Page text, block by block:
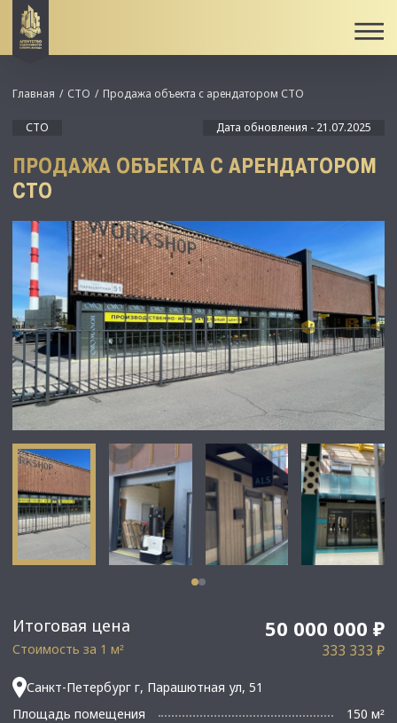
Итоговая цена 50 000 000 ₽
Стоимость за 1 м² 333 333 ₽
Санкт-Петербург г, Парашютная ул, 51
Площадь помещения
150 м²
Главная СТО Продажа объекта с арендатором СТО
СТО Дата обновления - 21.07.2025
ПРОДАЖА ОБЪЕКТА С АРЕНДАТОРОМ
СТО